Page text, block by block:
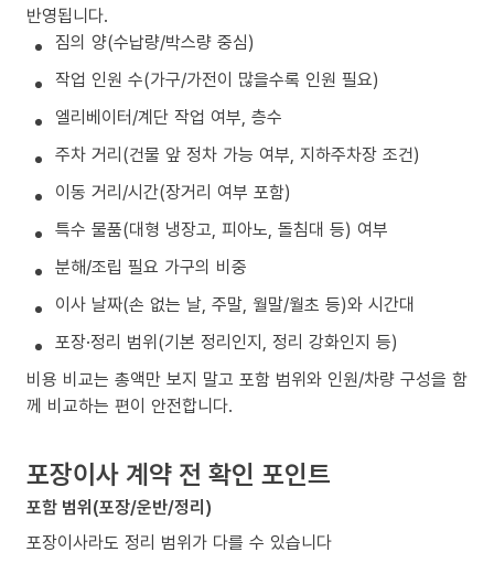
반영됩니다.
짐의 양(수납량/박스량 중심)
작업 인원 수(가구/가전이 많을수록 인원 필요)
엘리베이터/계단 작업 여부, 층수
주차 거리(건물 앞 정차 가능 여부, 지하주차장 조건)
이동 거리/시간(장거리 여부 포함)
특수 물품(대형 냉장고, 피아노, 돌침대 등) 여부
분해/조립 필요 가구의 비중
이사 날짜(손 없는 날, 주말, 월말/월초 등)와 시간대
포장·정리 범위(기본 정리인지, 정리 강화인지 등)
비용 비교는 총액만 보지 말고 포함 범위와 인원/차량 구성을 함
께 비교하는 편이 안전합니다.
포장이사 계약 전 확인 포인트
포함 범위(포장/운반/정리)
포장이사라도 정리 범위가 다를 수 있습니다